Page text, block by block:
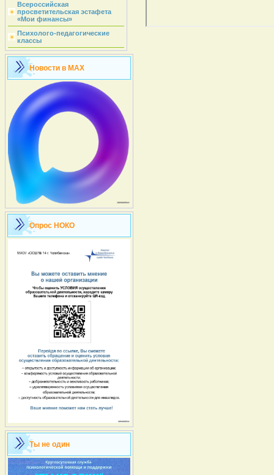
Всероссийская
просветительская эстафета
«Мои финансы»
Психолого-педагогические
классы
Новости в MAX
Опрос НОКО
Ты не один